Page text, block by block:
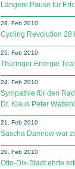
Längere Pause für
28. Feb 2010
Cycling Revolution 28
25. Feb 2010
Thüringer Energie
24. Feb 2010
Sympathie für den
Dr. Klaus Peter
21. Feb 2010
Sascha Damrow war
20. Feb 2010
Otto-Dix-Stadt ehrte